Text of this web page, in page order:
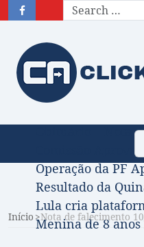
Obituário – Nota
Comissão
Operação da PF
Resultado da
Lula cria
Menina de 8 anos
Início Nota de falecimento